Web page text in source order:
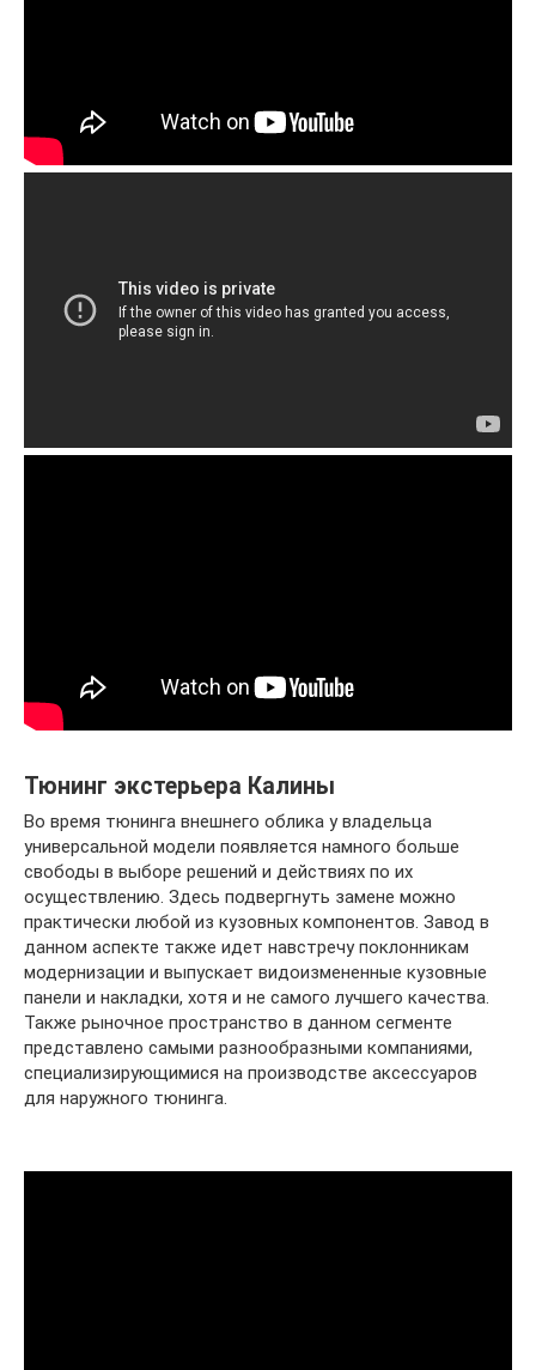
Тюнинг экстерьера Калины
Во время тюнинга внешнего облика у владельца
универсальной модели появляется намного больше
свободы в выборе решений и действиях по их
осуществлению. Здесь подвергнуть замене можно
практически любой из кузовных компонентов. Завод в
данном аспекте также идет навстречу поклонникам
модернизации и выпускает видоизмененные кузовные
панели и накладки, хотя и не самого лучшего качества.
Также рыночное пространство в данном сегменте
представлено самыми разнообразными компаниями,
специализирующимися на производстве аксессуаров
для наружного тюнинга.